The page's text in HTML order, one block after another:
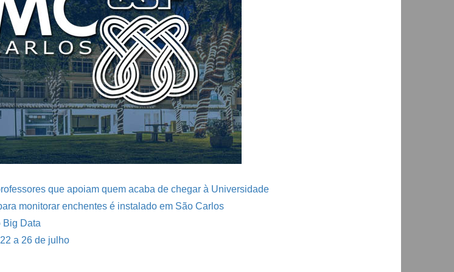
que apoiam quem acaba de chegar à Universidade
monitorar enchentes é instalado em São Carlos
Big Data
a 26 de julho